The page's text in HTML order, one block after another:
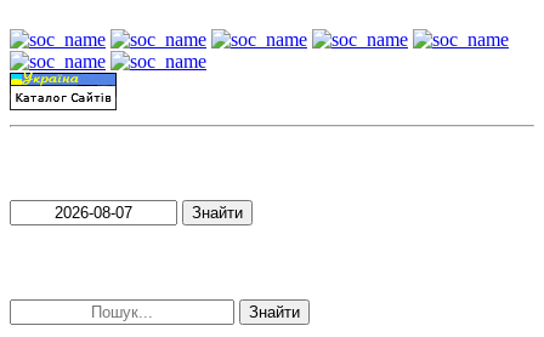
Знайти
Знайти